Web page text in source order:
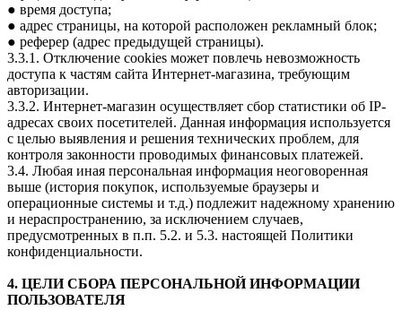
● время доступа;
● адрес страницы, на которой расположен рекламный блок;
● реферер (адрес предыдущей страницы).
3.3.1. Отключение cookies может повлечь невозможность
доступа к частям сайта Интернет-магазина, требующим
авторизации.
3.3.2. Интернет-магазин осуществляет сбор статистики об IP-
адресах своих посетителей. Данная информация используется
с целью выявления и решения технических проблем, для
контроля законности проводимых финансовых платежей.
3.4. Любая иная персональная информация неоговоренная
выше (история покупок, используемые браузеры и
операционные системы и т.д.) подлежит надежному хранению
и нераспространению, за исключением случаев,
предусмотренных в п.п. 5.2. и 5.3. настоящей Политики
конфиденциальности.
4. ЦЕЛИ СБОРА ПЕРСОНАЛЬНОЙ ИНФОРМАЦИИ
ПОЛЬЗОВАТЕЛЯ